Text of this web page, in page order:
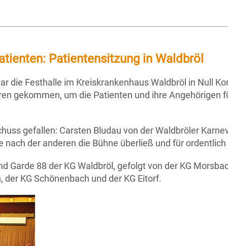
Patientensitzung in Waldbröl
die Festhalle im Kreiskrankenhaus Waldbröl in Null
gekommen, um die Patienten und ihre Angehörigen
gefallen: Carsten Bludau von der Waldbröler
nach der anderen die Bühne überließ und für
Garde 88 der KG Waldbröl, gefolgt von der KG
der KG Schönenbach und der KG Eitorf.